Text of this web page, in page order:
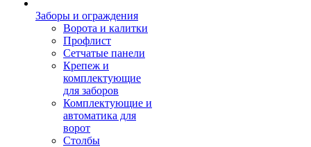
Заборы и ограждения
Ворота и калитки
Профлист
Сетчатые панели
Крепеж и
комплектующие
для заборов
Комплектующие и
автоматика для
ворот
Столбы